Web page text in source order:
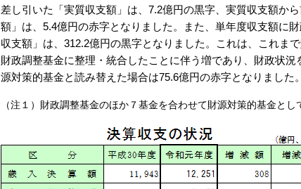
差し引いた「実質収支額」は、7.2億円の黒字、実質収支額か
額」は、5.4億円の赤字となりました。また、単年度収支額に
収支額」は、312.2億円の黒字となりました。これは、これま
財政調整基金に整理・統合したことに伴う増であり、財政状
源対策的基金と読み替えた場合は75.6億円の赤字となりました。
（注１）財政調整基金のほか７基金を合わせて財源対策的基金とし